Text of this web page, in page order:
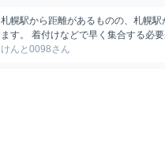
札幌駅から距離があるものの、札幌
ます。 着付けなどで早く集合する必
けんと0098さん